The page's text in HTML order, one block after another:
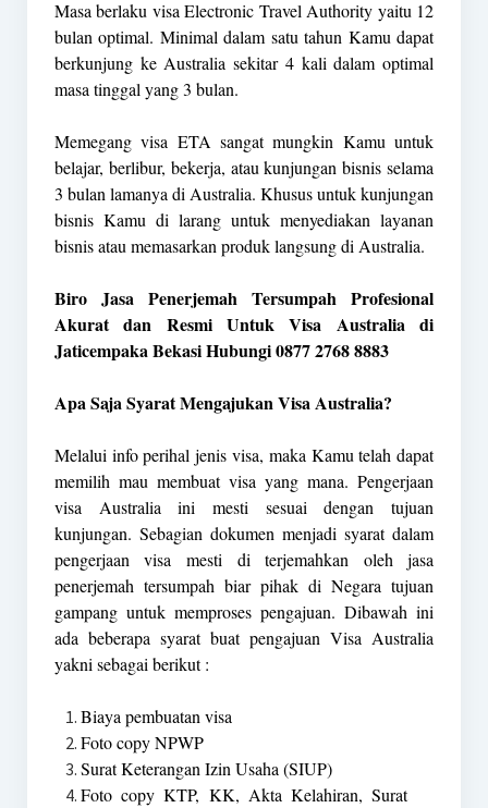
Masa berlaku visa Electronic Travel Authority yaitu 12
bulan optimal. Minimal dalam satu tahun Kamu dapat
berkunjung ke Australia sekitar 4 kali dalam optimal
masa tinggal yang 3 bulan.
Memegang visa ETA sangat mungkin Kamu untuk
belajar, berlibur, bekerja, atau kunjungan bisnis selama
3 bulan lamanya di Australia. Khusus untuk kunjungan
bisnis Kamu di larang untuk menyediakan layanan
bisnis atau memasarkan produk langsung di Australia.
Biro Jasa Penerjemah Tersumpah Profesional
Akurat dan Resmi Untuk Visa Australia di
Jaticempaka Bekasi Hubungi 0877 2768 8883
Apa Saja Syarat Mengajukan Visa Australia?
Melalui info perihal jenis visa, maka Kamu telah dapat
memilih mau membuat visa yang mana. Pengerjaan
visa Australia ini mesti sesuai dengan tujuan
kunjungan. Sebagian dokumen menjadi syarat dalam
pengerjaan visa mesti di terjemahkan oleh jasa
penerjemah tersumpah biar pihak di Negara tujuan
gampang untuk memproses pengajuan. Dibawah ini
ada beberapa syarat buat pengajuan Visa Australia
yakni sebagai berikut :
Biaya pembuatan visa
Foto copy NPWP
Surat Keterangan Izin Usaha (SIUP)
Foto copy KTP, KK, Akta Kelahiran, Surat